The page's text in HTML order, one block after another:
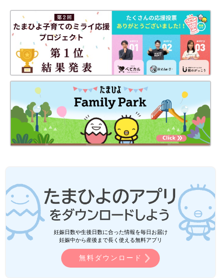
妊娠日数や生後日数に合った情報を毎日お届け
妊娠中から産後まで長く使える無料アプリ
無料ダウンロード